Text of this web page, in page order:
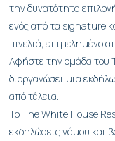
την δυνατότητα
ενός από τα signature
πινελιά, επιμελημένο
Αφήστε την ομάδα
διοργανώσει μια
από τέλεια.
Το The White House
εκδηλώσεις γάμου και